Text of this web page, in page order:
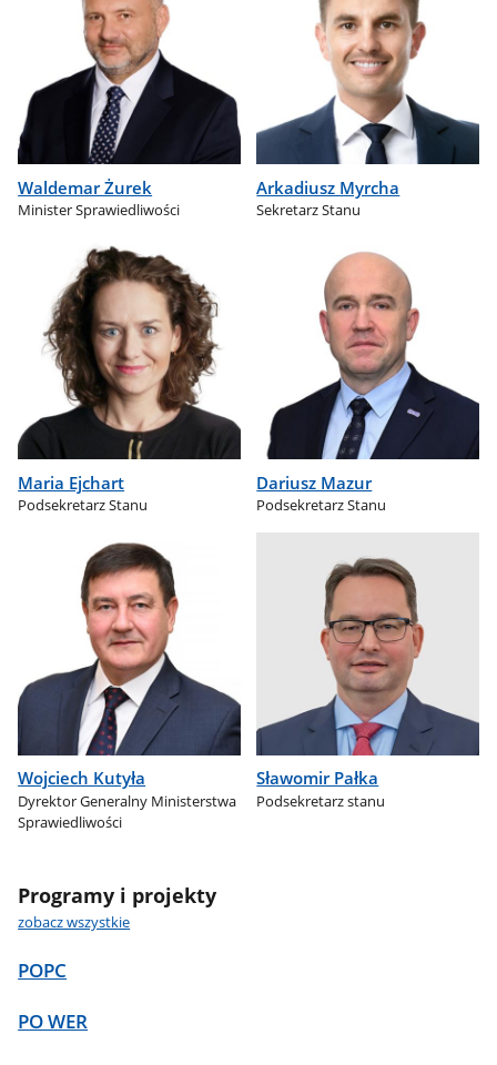
Waldemar Żurek
Minister Sprawiedliwości
Arkadiusz Myrcha
Sekretarz Stanu
Maria Ejchart
Podsekretarz Stanu
Dariusz Mazur
Podsekretarz Stanu
Wojciech Kutyła
Dyrektor Generalny Ministerstwa
Sprawiedliwości
Sławomir Pałka
Podsekretarz stanu
Programy i projekty
zobacz wszystkie
POPC
PO WER